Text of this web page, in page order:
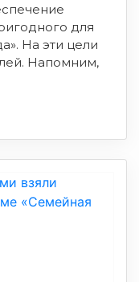
для
На эти цели
Напомним,